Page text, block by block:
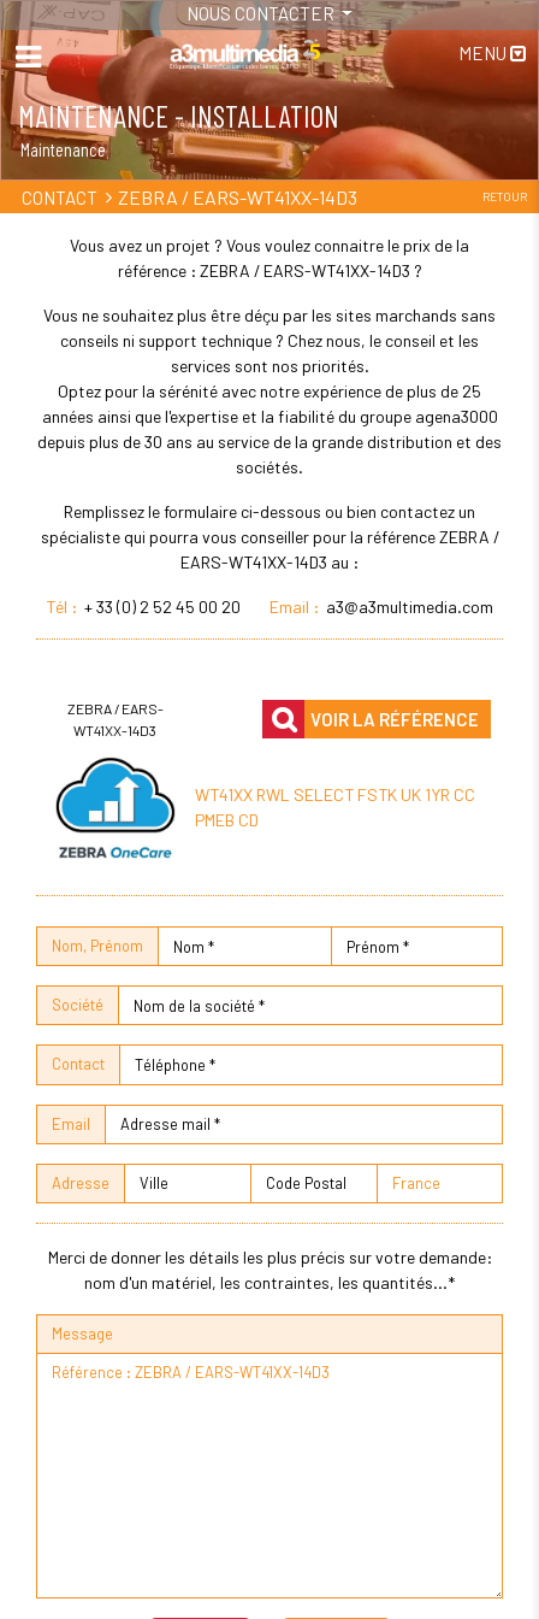
NOUS CONTACTER
MENU
MAINTENANCE - INSTALLATION
Maintenance
CONTACT ZEBRA / EARS-WT41XX-14D3 RETOUR
Vous avez un projet ? Vous voulez connaitre le prix de la
référence : ZEBRA / EARS-WT41XX-14D3 ?
Vous ne souhaitez plus être déçu par les sites marchands sans
conseils ni support technique ? Chez nous, le conseil et les
services sont nos priorités.
Optez pour la sérénité avec notre expérience de plus de 25
années ainsi que l'expertise et la fiabilité du groupe agena3000
depuis plus de 30 ans au service de la grande distribution et des
sociétés.
Remplissez le formulaire ci-dessous ou bien contactez un
spécialiste qui pourra vous conseiller pour la référence ZEBRA /
EARS-WT41XX-14D3 au :
Tél : + 33 (0) 2 52 45 00 20 Email : a3@a3multimedia.com
ZEBRA / EARS-
WT41XX-14D3
VOIR LA RÉFÉRENCE
WT41XX RWL SELECT FSTK UK 1YR CC
PMEB CD
Nom, Prénom
Société
Contact
Email
Adresse
Merci de donner les détails les plus précis sur votre demande:
nom d'un matériel, les contraintes, les quantités...*
Message